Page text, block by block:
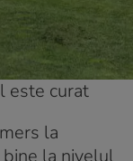
este curat
la
bine la nivelul